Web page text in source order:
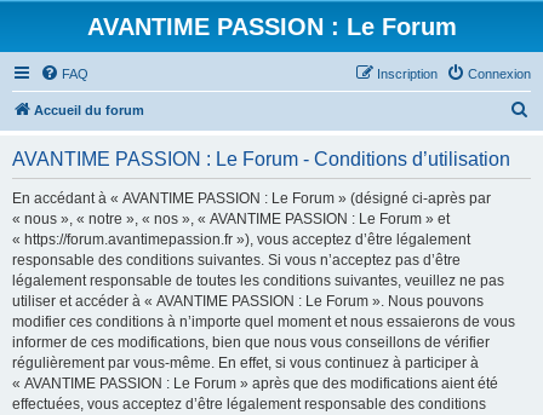
AVANTIME PASSION : Le Forum
FAQ Connexion
Inscription
Accueil du forum
AVANTIME PASSION : Le Forum - Conditions d’utilisation
En accédant à « AVANTIME PASSION : Le Forum » (désigné ci-après par
« nous », « notre », « nos », « AVANTIME PASSION : Le Forum » et
« https://forum.avantimepassion.fr »), vous acceptez d’être légalement
responsable des conditions suivantes. Si vous n’acceptez pas d’être
légalement responsable de toutes les conditions suivantes, veuillez ne pas
utiliser et accéder à « AVANTIME PASSION : Le Forum ». Nous pouvons
modifier ces conditions à n’importe quel moment et nous essaierons de vous
informer de ces modifications, bien que nous vous conseillons de vérifier
régulièrement par vous-même. En effet, si vous continuez à participer à
« AVANTIME PASSION : Le Forum » après que des modifications aient été
effectuées, vous acceptez d’être légalement responsable des conditions